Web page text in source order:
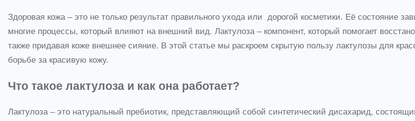
Здоровая кожа – это не только результат правильного ухода или дорогой косметики. Её состояние
многие процессы, который влияют на внешний вид. Лактулоза – компонент, который помогает
также придавая коже внешнее сияние. В этой статье мы раскроем скрытую пользу лактулозы для
борьбе за красивую кожу.
Что такое лактулоза и как она работает?
Лактулоза – это натуральный пребиотик, представляющий собой синтетический дисахарид,